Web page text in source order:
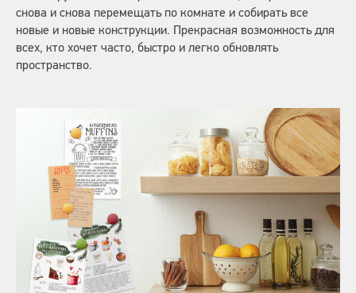
снова и снова перемещать по комнате и собирать все
новые и новые конструкции. Прекрасная возможность для
всех, кто хочет часто, быстро и легко обновлять
пространство.